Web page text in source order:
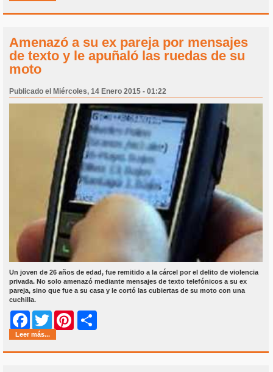
Amenazó a su ex pareja por mensajes
de texto y le apuñaló las ruedas de su
moto
Publicado el Miércoles, 14 Enero 2015 - 01:22
Un joven de 26 años de edad, fue remitido a la cárcel por el delito de violencia
privada. No solo amenazó mediante mensajes de texto telefónicos a su ex
pareja, sino que fue a su casa y le cortó las cubiertas de su moto con una
cuchilla.
Facebook
Twitter Pinterest
Leer más...